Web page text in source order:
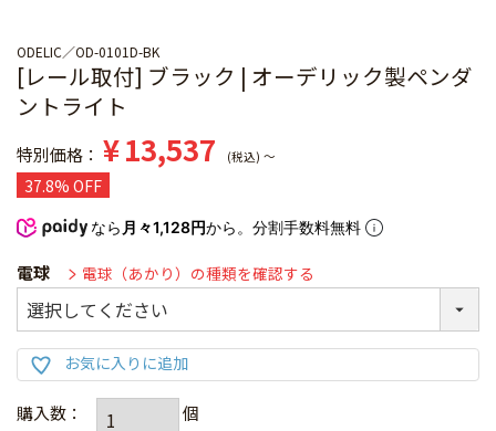
ODELIC OD-0101D-BK
[レール取付] ブラック | オーデリック製ペンダ
ントライト
特別価格 ¥13,537 税込 〜
37.8% OFF
なら 月々1,128円から。分割手数料無料
電球 電球（あかり）の種類を確認する